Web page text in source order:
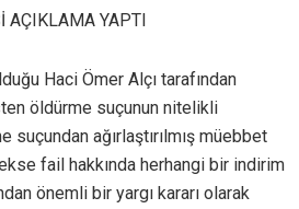
AÇIKLAMA YAPTI
Haci Ömer Alçı tarafından
öldürme suçunun nitelikli
ağırlaştırılmış müebbet
fail hakkında herhangi bir indirim
önemli bir yargı kararı olarak